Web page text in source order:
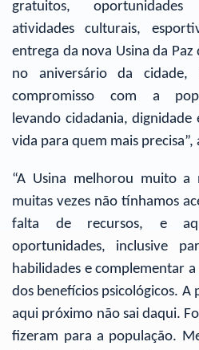
gratuitos,
atividades culturais,
entrega da nova Usina da
no aniversário da cidade,
compromisso com a
levando cidadania, dignidade
vida para quem mais
“A Usina melhorou muito a
muitas vezes não tínhamos
falta de recursos, e
oportunidades, inclusive
habilidades e complementar
dos benefícios psicológicos. A
aqui próximo não sai daqui.
fizeram para a população.